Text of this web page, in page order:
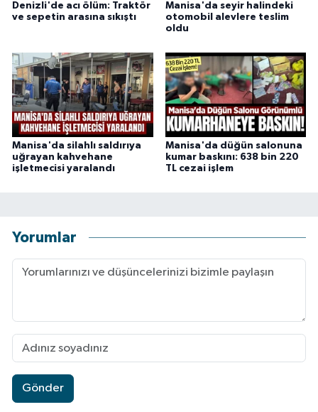
Denizli'de acı ölüm: Traktör
ve sepetin arasına sıkıştı
Manisa'da seyir halindeki
otomobil alevlere teslim
oldu
Manisa'da silahlı saldırıya
uğrayan kahvehane
işletmecisi yaralandı
Manisa'da düğün salonuna
kumar baskını: 638 bin 220
TL cezai işlem
Yorumlar
Gönder